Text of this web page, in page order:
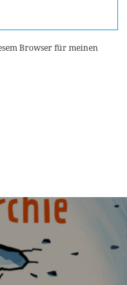
Browser für meinen